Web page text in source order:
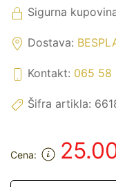
Sigurna
Dostava:
Kontakt: 065 58
Šifra artikla:
Cena: